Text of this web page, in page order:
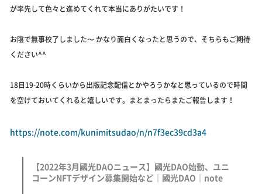
が率先して色々と進めてくれて本当にありがたいです！
お陰で無事校了しました〜 かなり面白くなったと思うので、そちらもご期待
ください^^
18日19-20時くらいから出版記念配信とかやろうかなと思っているので時間
を空けておいてくれると嬉しいです。まとまったらまたご報告します！
https://note.com/kunimitsudao/n/n7f3ec39cd3a4
【2022年3月國光DAOニュース】國光DAO始動、ユニ
コーンNFTデザイン募集開始など｜國光DAO｜note